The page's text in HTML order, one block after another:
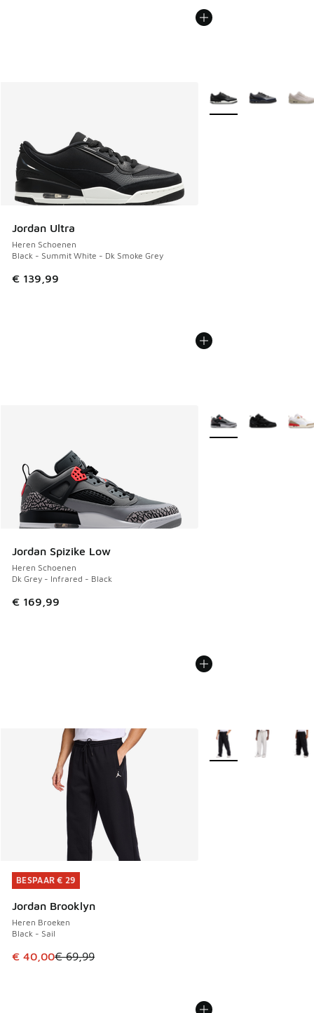
Jordan Ultra
Heren Schoenen
Black - Summit White - Dk Smoke Grey
€ 139,99
Meer kleuren
Jordan Spizike Low
Heren Schoenen
Dk Grey - Infrared - Black
€ 169,99
Meer kleuren
BESPAAR € 29
Jordan Brooklyn
Heren Broeken
Black - Sail
Dit artikel is in de uitverkoop. Dit artikel is in de
€ 40,00€ 69,99
BESPAAR € 29
Meer kleuren